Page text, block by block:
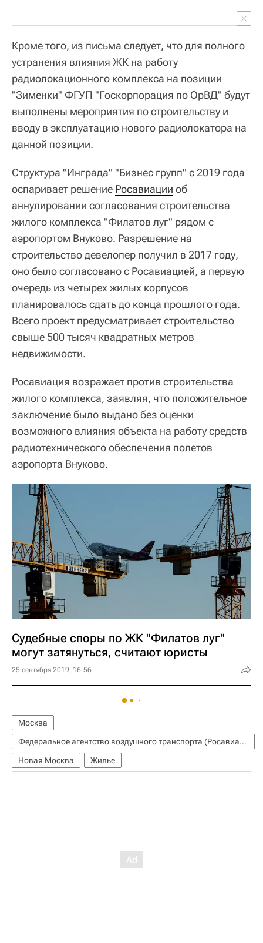
Кроме того, из письма следует, что для полного
устранения влияния ЖК на работу
радиолокационного комплекса на позиции
"Зименки" ФГУП "Госкорпорация по ОрВД" будут
выполнены мероприятия по строительству и
вводу в эксплуатацию нового радиолокатора на
данной позиции.
Структура "Инграда" "Бизнес групп" с 2019 года
оспаривает решение Росавиации об
аннулировании согласования строительства
жилого комплекса "Филатов луг" рядом с
аэропортом Внуково. Разрешение на
строительство девелопер получил в 2017 году,
оно было согласовано с Росавиацией, а первую
очередь из четырех жилых корпусов
планировалось сдать до конца прошлого года.
Всего проект предусматривает строительство
свыше 500 тысяч квадратных метров
недвижимости.
Росавиация возражает против строительства
жилого комплекса, заявляя, что положительное
заключение было выдано без оценки
возможного влияния объекта на работу средств
радиотехнического обеспечения полетов
аэропорта Внуково.
Cудебные споры по ЖК "Филатов луг"
могут затянуться, считают юристы
25 сентября 2019, 16:56
Москва
Федеральное агентство воздушного транспорта (Росавиация)
Новая Москва
Жилье